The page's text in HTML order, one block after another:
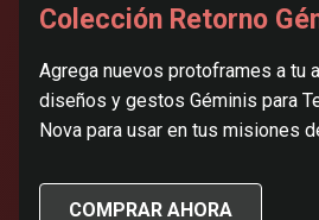
Colección Retorno
Agrega nuevos protoframes a tu
diseños y gestos Géminis para
Nova para usar en tus misiones
COMPRAR AHORA